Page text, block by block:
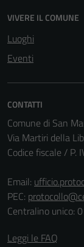
VIVERE IL COMUNE
Luoghi
Eventi
CONTATTI
Comune di San
Via Martiri della
Codice fiscale /
Email:
PEC:
Centralino unico:
Leggi le FAQ